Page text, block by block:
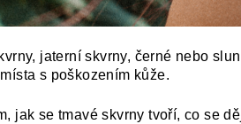
jaterní skvrny, černé nebo
s poškozením kůže.
jak se tmavé skvrny tvoří, co se